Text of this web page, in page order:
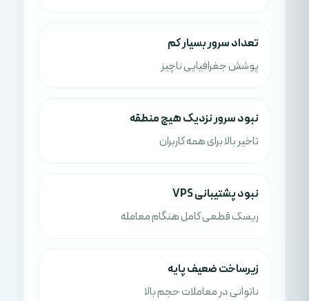
تعداد سرور بسیار کم
پوشش جغرافیایی ناچیز
نبود سرور نزدیک هیچ منطقه
تاخیر بالا برای همه کاربران
نبود پشتیبانی VPS
ریسک قطعی کامل هنگام معامله
زیرساخت ضعیف پایه
ناتوانی در معاملات حجم بالا